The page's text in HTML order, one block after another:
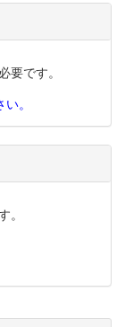
要です。
。
。